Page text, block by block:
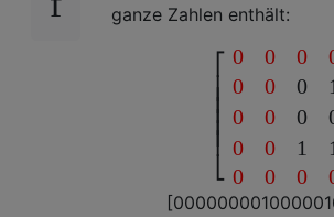
ganze Zahlen enthält:
⎢
⎢
0
0
0
0
0
0
0
0
0
0
0
0
0
1
0
1
1
[000000001000001